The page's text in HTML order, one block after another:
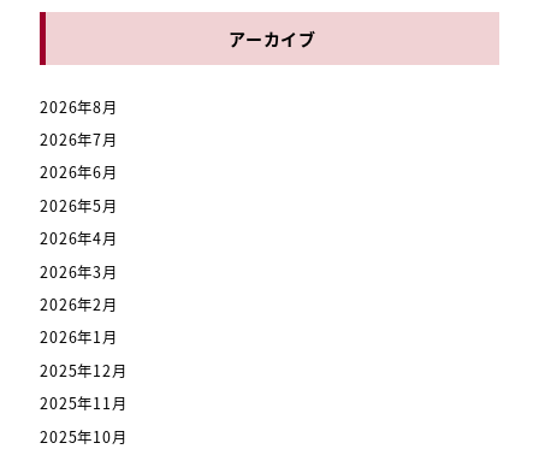
アーカイブ
2026年8月
2026年7月
2026年6月
2026年5月
2026年4月
2026年3月
2026年2月
2026年1月
2025年12月
2025年11月
2025年10月